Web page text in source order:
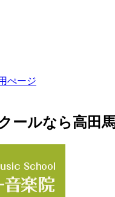
ールなら高田